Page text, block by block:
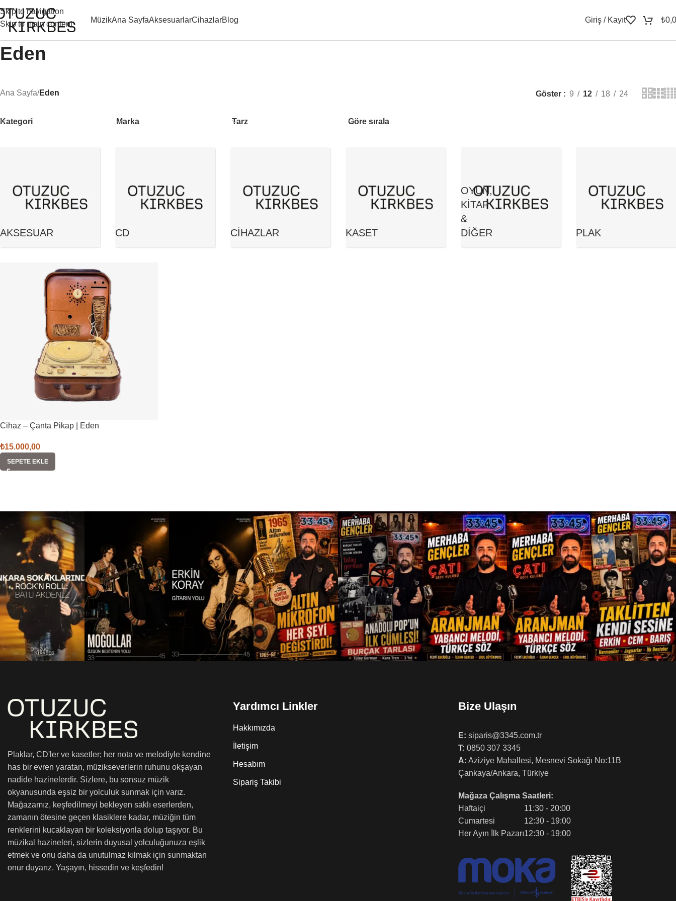
Skip to navigation
Skip to main content
MüzikAna SayfaAksesuarlarCihazlarBlog Giriş / Kayıt ₺
Eden
Ana Sayfa/Eden Göster 9 12 18 24
Kategori Marka Tarz Göre sırala
AKSESUAR CD CIHAZLAR KASET
OYUN,
KITAP
&
DIĞER
PLAK
Cihaz – Çanta Pikap | Eden
₺15.000,00
SEPETE EKLE
Plaklar, CD'ler ve kasetler; her nota ve melodiyle kendine
has bir evren yaratan, müzikseverlerin ruhunu okşayan
nadide hazinelerdir. Sizlere, bu sonsuz müzik
okyanusunda eşsiz bir yolculuk sunmak için varız.
Mağazamız, keşfedilmeyi bekleyen saklı eserlerden,
zamanın ötesine geçen klasiklere kadar, müziğin tüm
renklerini kucaklayan bir koleksiyonla dolup taşıyor. Bu
müzikal hazineleri, sizlerin duyusal yolculuğunuza eşlik
etmek ve onu daha da unutulmaz kılmak için sunmaktan
onur duyarız. Yaşayın, hissedin ve keşfedin!
Yardımcı Linkler
Hakkımızda
İletişim
Hesabım
Sipariş Takibi
Bize Ulaşın
E: siparis@3345.com.tr
T: 0850 307 3345
A: Aziziye Mahallesi, Mesnevi Sokağı No:11B
Çankaya/Ankara, Türkiye
Mağaza Çalışma Saatleri:
Haftaiçi
Cumartesi
Her Ayın İlk Pazarı
11:30 - 20:00
12:30 - 19:00
12:30 - 19:00